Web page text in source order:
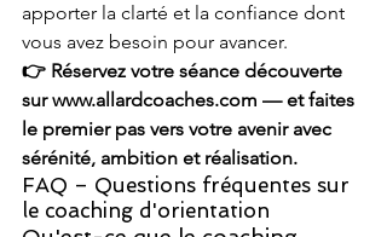
apporter la clarté et la confiance dont
vous avez besoin pour avancer.
👉 Réservez votre séance découverte
sur www.allardcoaches.com — et faites
le premier pas vers votre avenir avec
sérénité, ambition et réalisation.
FAQ – Questions fréquentes sur
le coaching d'orientation